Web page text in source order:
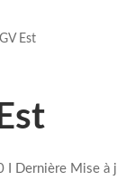
Est
I Dernière Mise